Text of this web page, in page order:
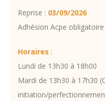
Reprise : 03/09/2026
Adhésion Acpe obligatoire
Horaires :
Lundi de 13h30 à 18h00
Mardi de 13h30 à 17h30
initiation/